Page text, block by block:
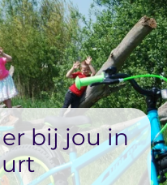
bij jou in